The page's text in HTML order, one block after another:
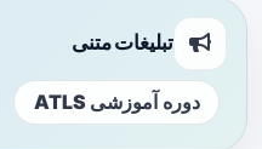
تبلیغات متنی
دوره آموزشی ATLS